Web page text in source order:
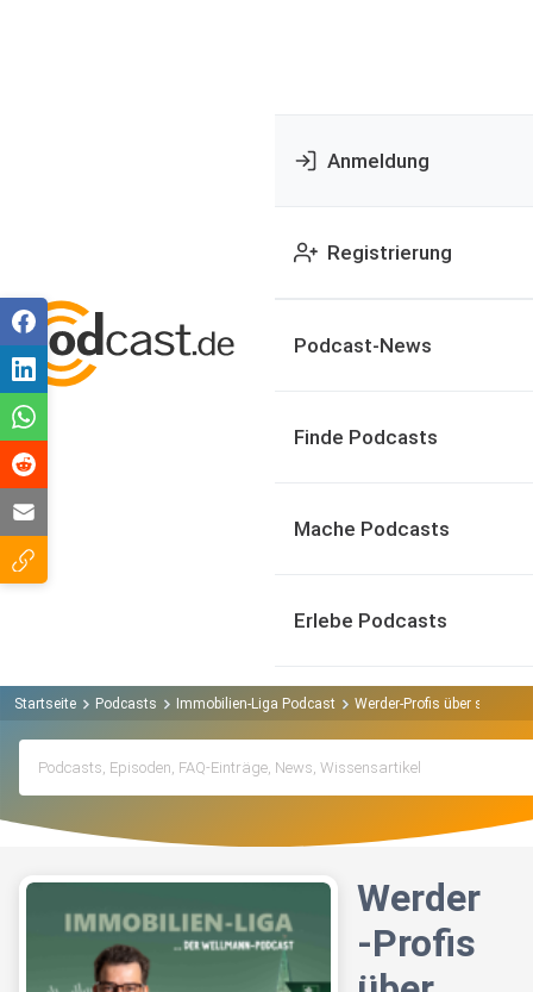
Anmeldung
Registrierung
Podcast-News
Finde Podcasts
Mache Podcasts
Erlebe Podcasts
Startseite Podcasts Immobilien-Liga Podcast Werder-Profis über
Werder
-Profis